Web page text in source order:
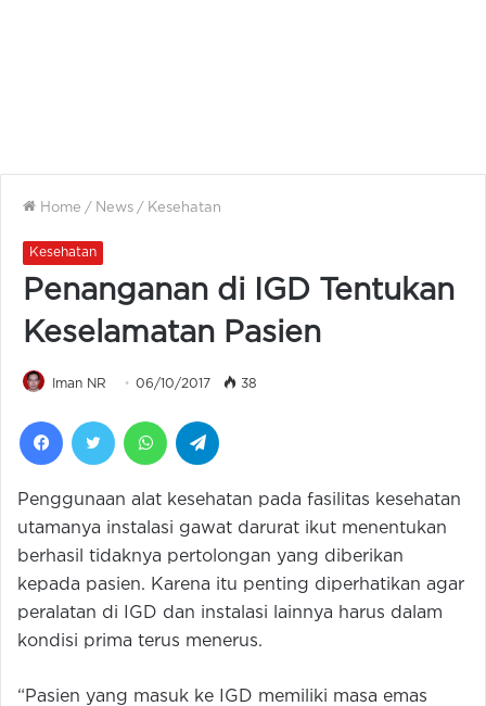
Home / News / Kesehatan
Kesehatan
Penanganan di IGD Tentukan
Keselamatan Pasien
Iman NR 06/10/2017 38
FacebookTwitter WhatsApp
Penggunaan alat kesehatan pada fasilitas kesehatan
utamanya instalasi gawat darurat ikut menentukan
berhasil tidaknya pertolongan yang diberikan
kepada pasien. Karena itu penting diperhatikan agar
peralatan di IGD dan instalasi lainnya harus dalam
kondisi prima terus menerus.
“Pasien yang masuk ke IGD memiliki masa emas